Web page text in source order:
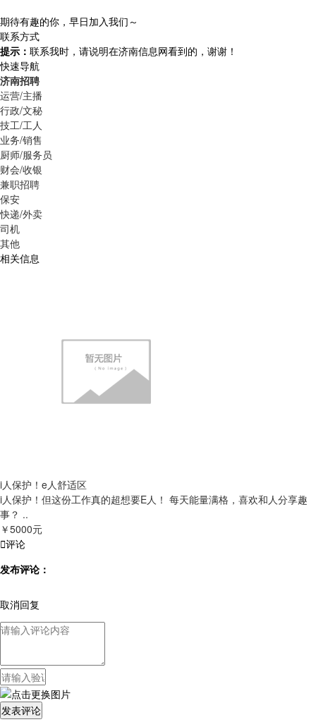
期待有趣的你，早日加入我们～
联系方式
提示： 联系我时，请说明在济南信息网看到的，谢谢！
快速导航
济南招聘
运营/主播
行政/文秘
技工/工人
业务/销售
厨师/服务员
财会/收银
兼职招聘
保安
快递/外卖
司机
其他
相关信息
i人保护！e人舒适区
i人保护！但这份工作真的超想要E人！ 每天能量满格，喜欢和人分享趣
事？ ..
￥5000元
评论
发布评论：
取消回复